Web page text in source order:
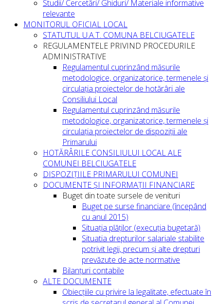
Studii/ Cercetări/ Ghiduri/ Materiale informative
relevante
MONITORUL OFICIAL LOCAL
STATUTUL U.A.T. COMUNA BELCIUGATELE
REGULAMENTELE PRIVIND PROCEDURILE
ADMINISTRATIVE
Regulamentul cuprinzând măsurile
metodologice, organizatorice, termenele și
circulația proiectelor de hotărâri ale
Consiliului Local
Regulamentul cuprinzând măsurile
metodologice, organizatorice, termenele și
circulația proiectelor de dispoziții ale
Primarului
HOTĂRÂRILE CONSILIULUI LOCAL ALE
COMUNEI BELCIUGATELE
DISPOZIȚIILE PRIMARULUI COMUNEI
DOCUMENTE ȘI INFORMAȚII FINANCIARE
Buget din toate sursele de venituri
Buget pe surse financiare (începând
cu anul 2015)
Situația plăților (execuția bugetară)
Situatia drepturilor salariale stabilite
potrivit legii, precum și alte drepturi
prevăzute de acte normative
Bilanțuri contabile
ALTE DOCUMENTE
Obiecțiile cu privire la legalitate, efectuate în